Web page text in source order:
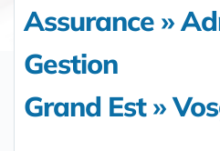
Assurance »
Gestion
Grand Est »